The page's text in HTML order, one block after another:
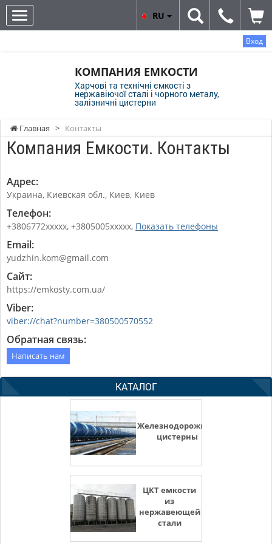
Вход
КОМПАНИЯ ЕМКОСТИ
Харчові та технічні ємкості з
нержавіючої сталі і чорного металу,
залізничні цистерни
RU
Главная > Контакты
Компания Емкости. Контакты
Адрес:
Украина, Киевская обл., Киев, Киев
Телефон:
+3806772xxxxx, +3805005xxxxx, Показать телефоны
Email:
yudzhin.kom@gmail.com
Сайт:
https://emkosty.com.ua/
Viber:
viber://chat?number=380500570552
Обратная связь:
Написать нам
КАТАЛОГ
Железнодорожные
цистерны
ЦКТ емкости
из
нержавеющей
стали